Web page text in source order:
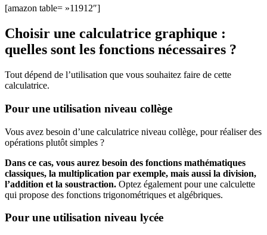
[amazon table= »11912″]
Choisir une calculatrice graphique :
quelles sont les fonctions nécessaires ?
Tout dépend de l’utilisation que vous souhaitez faire de cette
calculatrice.
Pour une utilisation niveau collège
Vous avez besoin d’une calculatrice niveau collège, pour réaliser des
opérations plutôt simples ?
Dans ce cas, vous aurez besoin des fonctions mathématiques
classiques, la multiplication par exemple, mais aussi la division,
l’addition et la soustraction. Optez également pour une calculette
qui propose des fonctions trigonométriques et algébriques.
Pour une utilisation niveau lycée